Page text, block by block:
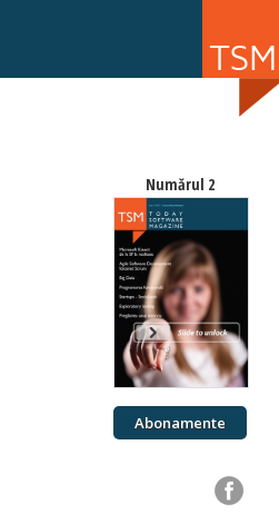
Numărul 2
Abonamente